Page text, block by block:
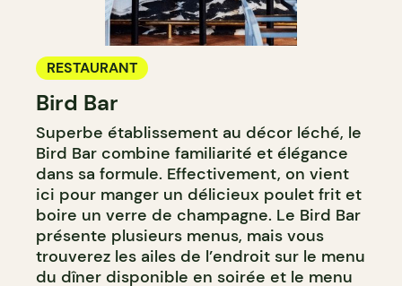
RESTAURANT
Bird Bar
Superbe établissement au décor léché, le
Bird Bar combine familiarité et élégance
dans sa formule. Effectivement, on vient
ici pour manger un délicieux poulet frit et
boire un verre de champagne. Le Bird Bar
présente plusieurs menus, mais vous
trouverez les ailes de l’endroit sur le menu
du dîner disponible en soirée et le menu